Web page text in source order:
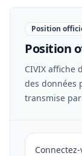
Position
Position
CIVIX affiche
des données
transmise